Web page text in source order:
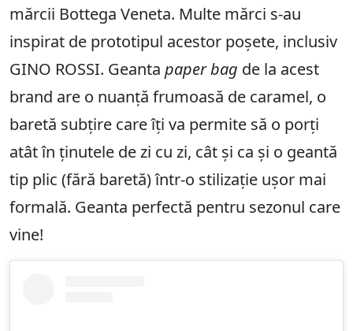
mărcii Bottega Veneta. Multe mărci s-au
inspirat de prototipul acestor poșete, inclusiv
GINO ROSSI. Geanta paper bag de la acest
brand are o nuanță frumoasă de caramel, o
baretă subțire care îți va permite să o porți
atât în ținutele de zi cu zi, cât și ca și o geantă
tip plic (fără baretă) într-o stilizație ușor mai
formală. Geanta perfectă pentru sezonul care
vine!